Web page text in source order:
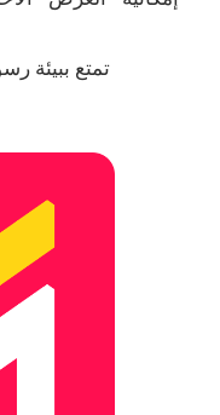
تمتع ببيئة